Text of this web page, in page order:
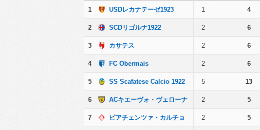
1
USDレカナテーゼ1923 1 4
2 SCDリゴルナ1922 2 6
3 カサテス 2 6
4 FC Obermais 2 6
5 SS Scafatese Calcio 1922 5 13
6 ACキエーヴォ・ヴェローナ 2 5
7 ピアチェンツァ・カルチョ 2 5